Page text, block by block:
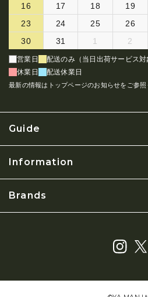
Guide
Information
Brands
16
17 18 19
23
24 25 26
30
31 1 2
営業日
配送のみ（当日出荷サービス対
休業日
配送休業日
最新の情報はトップページのお知らせをご参照